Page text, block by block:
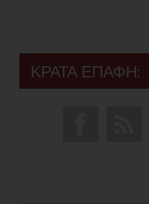
ΚΡΑΤΑ ΕΠΑΦΗ: